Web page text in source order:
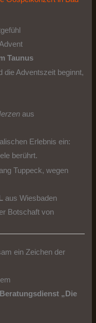
Taunus
die Adventszeit beginnt,
aus
Erlebnis ein:
berührt.
Tuppeck, wegen
aus Wiesbaden
Botschaft von
ein Zeichen der
„Die